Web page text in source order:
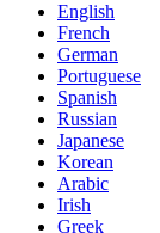
English
French
German
Portuguese
Spanish
Russian
Japanese
Korean
Arabic
Irish
Greek